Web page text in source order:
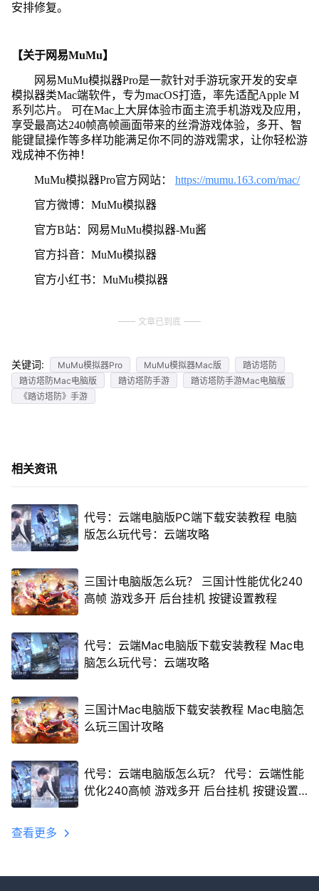
安排修复。
【关于网易MuMu】
网易MuMu模拟器Pro是一款针对手游玩家开发的安卓
模拟器类Mac端软件，专为macOS打造，率先适配Apple M
系列芯片。 可在Mac上大屏体验市面主流手机游戏及应用，
享受最高达240帧高帧画面带来的丝滑游戏体验，多开、智
能键鼠操作等多样功能满足你不同的游戏需求，让你轻松游
戏成神不伤神！
MuMu模拟器Pro官方网站： https://mumu.163.com/mac/
官方微博：MuMu模拟器
官方B站：网易MuMu模拟器-Mu酱
官方抖音：MuMu模拟器
官方小红书：MuMu模拟器
文章已到底
关键词: MuMu模拟器Pro MuMu模拟器Mac版
踏访塔防
踏访塔防Mac电脑版
踏访塔防手游
踏访塔防手游Mac电脑版
《踏访塔防》手游
相关资讯
代号：云端电脑版PC端下载安装教程 电脑
版怎么玩代号：云端攻略
三国计电脑版怎么玩？ 三国计性能优化240
高帧 游戏多开 后台挂机 按键设置教程
代号：云端Mac电脑版下载安装教程 Mac电
脑怎么玩代号：云端攻略
三国计Mac电脑版下载安装教程 Mac电脑怎
么玩三国计攻略
代号：云端电脑版怎么玩？ 代号：云端性能
优化240高帧 游戏多开 后台挂机 按键设置
查看更多